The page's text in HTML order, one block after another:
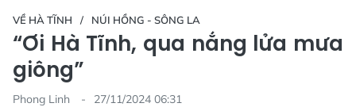
VỀ HÀ TĨNH NÚI HỒNG - SÔNG LA
“Ơi Hà Tĩnh, qua nắng lửa mưa
giông”
Phong Linh
27/11/2024 06:31